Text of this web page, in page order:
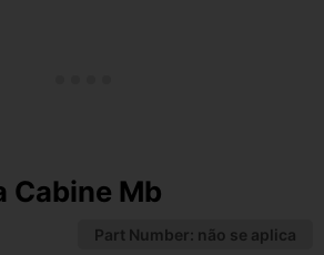
Cabine Mb
Part Number: não se aplica